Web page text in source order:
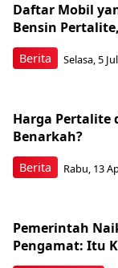
Berita
Daftar Mobil
Bensin
Selasa, 5
Berita
Harga Pertalite
Benarkah?
Rabu, 13
Pemerintah
Pengamat: Itu